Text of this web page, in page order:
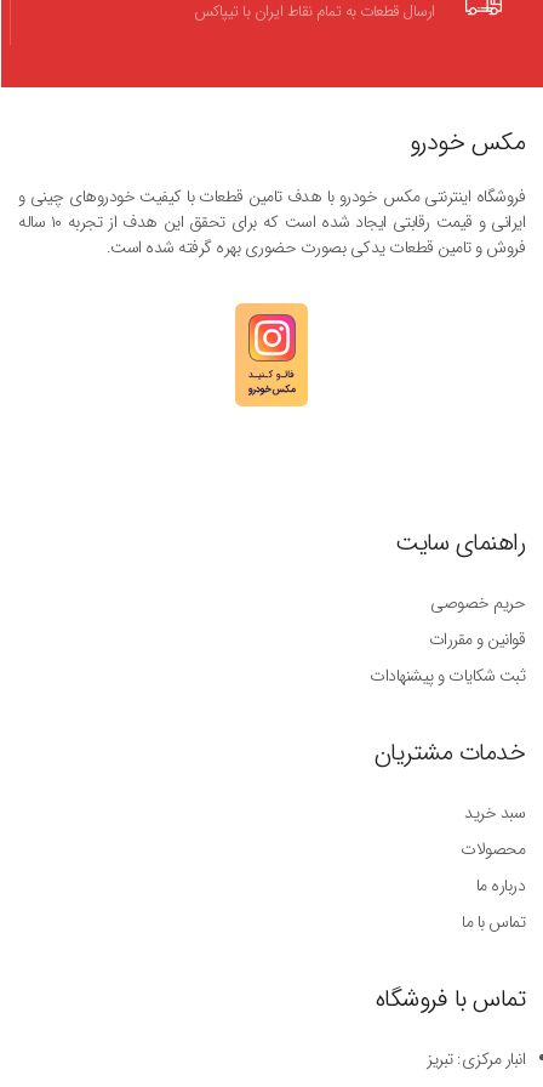
ارسال قطعات به تمام نقاط ایران با تیپاکس
مکس خودرو
فروشگاه اینترنتی مکس خودرو با هدف تامین قطعات با کیفیت خودروهای چینی و
ایرانی و قیمت رقابتی ایجاد شده است که برای تحقق این هدف از تجربه ۱۰ ساله
فروش و تامین قطعات یدکی بصورت حضوری بهره گرفته شده است.
راهنمای سایت
حریم خصوصی
قوانین و مقررات
ثبت شکایات و پیشنهادات
خدمات مشتریان
سبد خرید
محصولات
درباره ما
تماس با ما
تماس با فروشگاه
انبار مرکزی: تبریز